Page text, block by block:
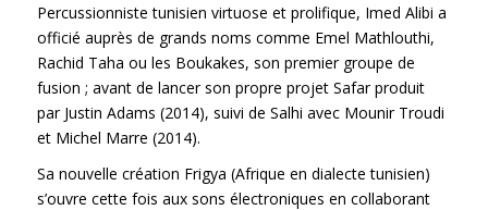
Percussionniste tunisien virtuose et prolifique, Imed Alibi a
officié auprès de grands noms comme Emel Mathlouthi,
Rachid Taha ou les Boukakes, son premier groupe de
fusion ; avant de lancer son propre projet Safar produit
par Justin Adams (2014), suivi de Salhi avec Mounir Troudi
et Michel Marre (2014).
Sa nouvelle création Frigya (Afrique en dialecte tunisien)
s’ouvre cette fois aux sons électroniques en collaborant